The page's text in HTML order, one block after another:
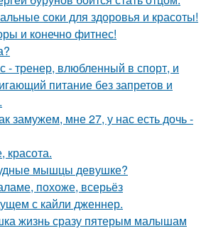
соки для здоровья и красоты!
и конечно фитнес!
тренер, влюбленный в спорт, и
питание без запретов и
замужем, мне 27, у нас есть дочь -
красота.
мышцы девушке?
похоже, всерьёз
с кайли дженнер.
жизнь сразу пятерым малышам